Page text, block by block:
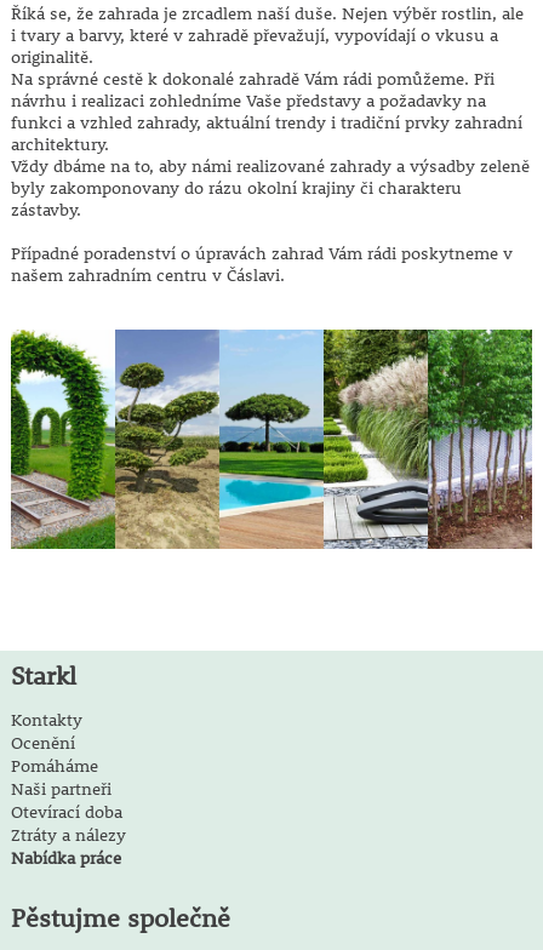
Říká se, že zahrada je zrcadlem naší duše. Nejen výběr rostlin, ale
i tvary a barvy, které v zahradě převažují, vypovídají o vkusu a
originalitě.
Na správné cestě k dokonalé zahradě Vám rádi pomůžeme. Při
návrhu i realizaci zohledníme Vaše představy a požadavky na
funkci a vzhled zahrady, aktuální trendy i tradiční prvky zahradní
architektury.
Vždy dbáme na to, aby námi realizované zahrady a výsadby zeleně
byly zakomponovany do rázu okolní krajiny či charakteru
zástavby.
Případné poradenství o úpravách zahrad Vám rádi poskytneme v
našem zahradním centru v Čáslavi.
Starkl
Kontakty
Ocenění
Pomáháme
Naši partneři
Otevírací doba
Ztráty a nálezy
Nabídka práce
Pěstujme společně